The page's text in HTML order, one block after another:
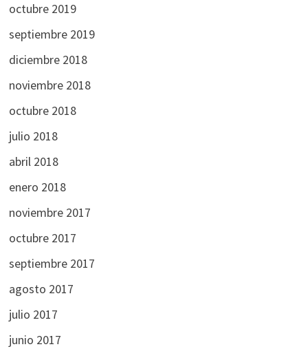
octubre 2019
septiembre 2019
diciembre 2018
noviembre 2018
octubre 2018
julio 2018
abril 2018
enero 2018
noviembre 2017
octubre 2017
septiembre 2017
agosto 2017
julio 2017
junio 2017